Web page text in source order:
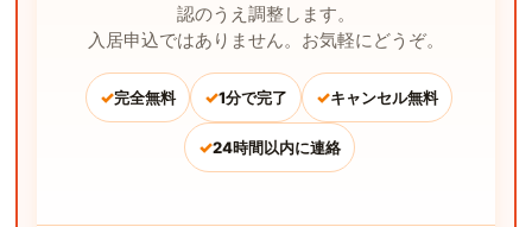
認のうえ調整します。
入居申込ではありません。お気軽にどうぞ。
✓完全無料 ✓1分で完了 ✓キャンセル無料
✓24時間以内に連絡